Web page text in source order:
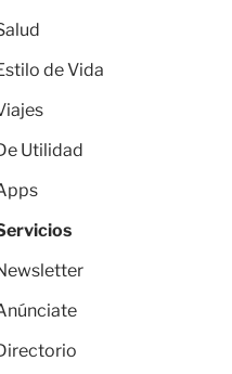
de Vida
Utilidad